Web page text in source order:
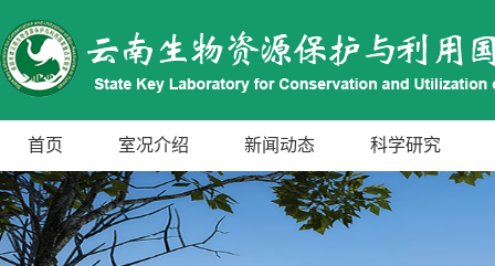
首页 室况介绍 新闻动态 科学研究